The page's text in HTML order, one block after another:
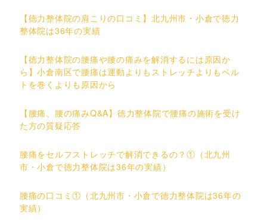
【徳力整体院の肩こりの口コミ】北九州市・小倉で徳力
整体院は36年の実績
【徳力整体院の腰痛や腰の痛みを解消するには原因か
ら】小倉南区で腰痛は運動よりもストレッチよりもベル
トを巻くよりも原因から
【腰痛、腰の痛みQ&A】徳力整体院で腰痛の施術を受け
た方の質疑応答
腰痛をセルフストレッチで解消できるの？①（北九州
市・小倉で徳力整体院は36年の実績）
腰痛の口コミ①（北九州市・小倉で徳力整体院は36年の
実績）